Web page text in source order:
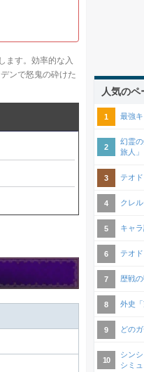
ます。効率的な入
ンで怒鬼の砕けた
人気のペ
最強
幻霊
旅人」
テオ
クレ
キャ
テオ
歴戦
外史
どの
シン
シミ